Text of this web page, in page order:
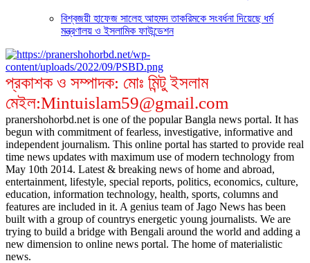
বিশ্বজয়ী হাফেজ সালেহ আহমদ তাকরিমকে সংবর্ধনা দিয়েছে ধর্ম
মন্ত্রণালয় ও ইসলামিক ফাউন্ডেশন
প্রকাশক ও সম্পাদক: মোঃ মিন্টু ইসলাম
মেইল:Mintuislam59@gmail.com
pranershohorbd.net is one of the popular Bangla news portal. It has
begun with commitment of fearless, investigative, informative and
independent journalism. This online portal has started to provide real
time news updates with maximum use of modern technology from
May 10th 2014. Latest & breaking news of home and abroad,
entertainment, lifestyle, special reports, politics, economics, culture,
education, information technology, health, sports, columns and
features are included in it. A genius team of Jago News has been
built with a group of countrys energetic young journalists. We are
trying to build a bridge with Bengali around the world and adding a
new dimension to online news portal. The home of materialistic
news.